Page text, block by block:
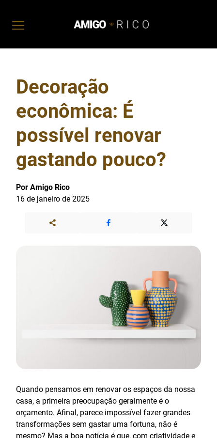
Decoração
econômica: É
possível renovar
gastando pouco?
Por Amigo Rico
16 de janeiro de 2025
Quando pensamos em renovar os espaços da nossa
casa, a primeira preocupação geralmente é o
orçamento. Afinal, parece impossível fazer grandes
transformações sem gastar uma fortuna, não é
mesmo? Mas a boa notícia é que, com criatividade e